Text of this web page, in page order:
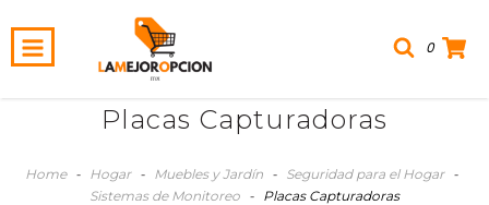
0
Placas Capturadoras
Home - Hogar - Muebles y Jardín - Seguridad para el Hogar -
Sistemas de Monitoreo - Placas Capturadoras